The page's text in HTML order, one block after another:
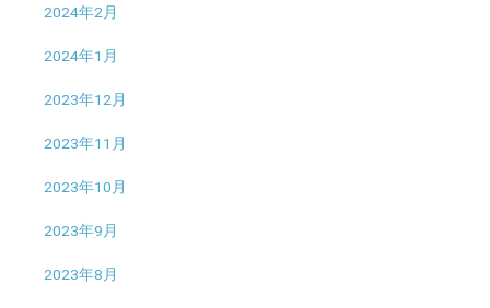
2024年2月
2024年1月
2023年12月
2023年11月
2023年10月
2023年9月
2023年8月